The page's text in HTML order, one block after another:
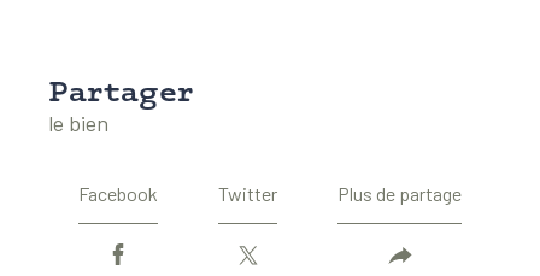
partager
le bien
Facebook Twitter Plus de partage